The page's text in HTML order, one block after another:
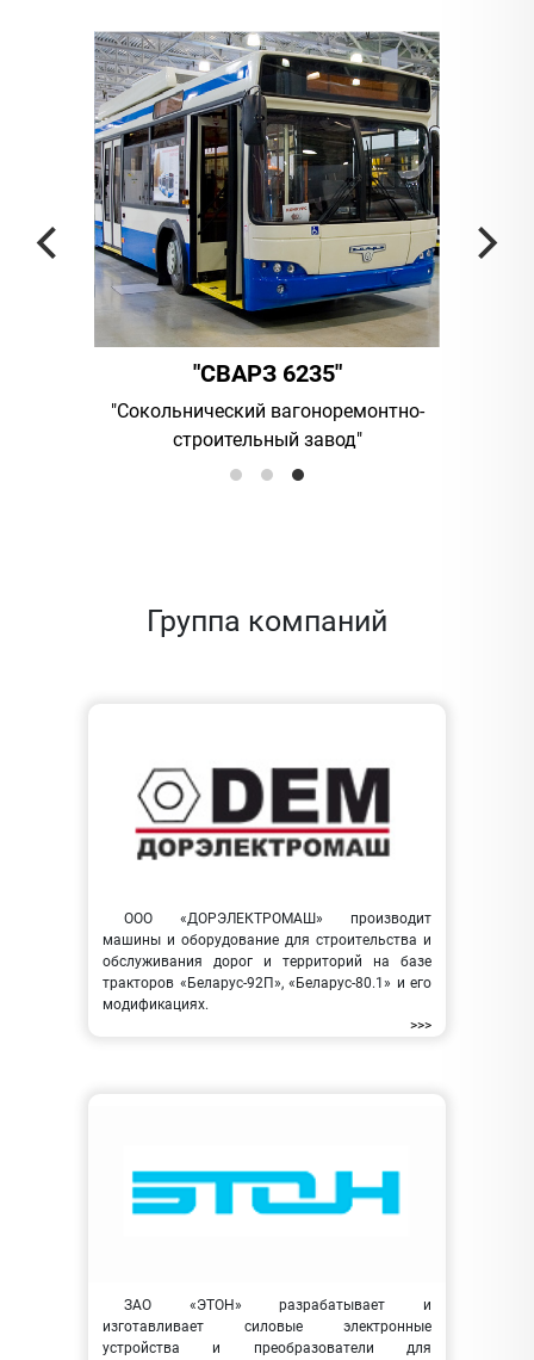
"СВАРЗ 6235"
"Сокольнический вагоноремонтно-
строительный завод"
Группа компаний
ООО «ДОРЭЛЕКТРОМАШ» производит
машины и оборудование для строительства и
обслуживания дорог и территорий на базе
тракторов «Беларус-92П», «Беларус-80.1» и его
модификациях.
>>>
ЗАО «ЭТОН» разрабатывает и
изготавливает силовые электронные
устройства и преобразователи для